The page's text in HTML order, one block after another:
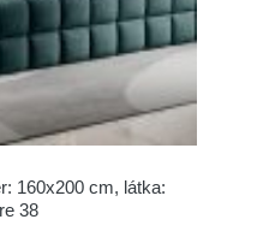
160x200 cm, látka:
38